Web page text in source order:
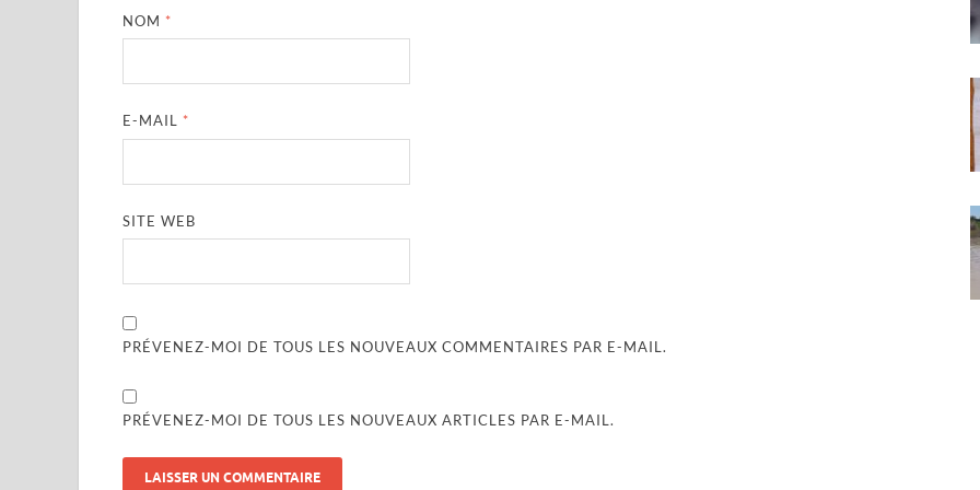
NOM *
E-MAIL *
SITE WEB
PRÉVENEZ-MOI DE TOUS LES NOUVEAUX COMMENTAIRES PAR E-MAIL.
PRÉVENEZ-MOI DE TOUS LES NOUVEAUX ARTICLES PAR E-MAIL.